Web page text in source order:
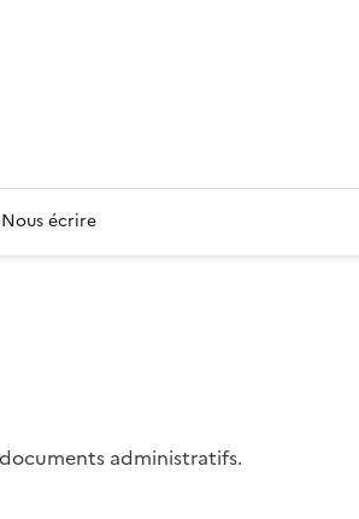
Nous écrire
administratifs.